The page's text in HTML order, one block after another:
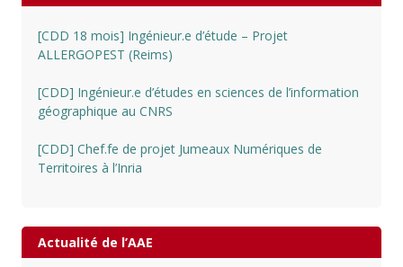
[CDD 18 mois] Ingénieur.e d’étude – Projet
ALLERGOPEST (Reims)
[CDD] Ingénieur.e d’études en sciences de l’information
géographique au CNRS
[CDD] Chef.fe de projet Jumeaux Numériques de
Territoires à l’Inria
Actualité de l’AAE